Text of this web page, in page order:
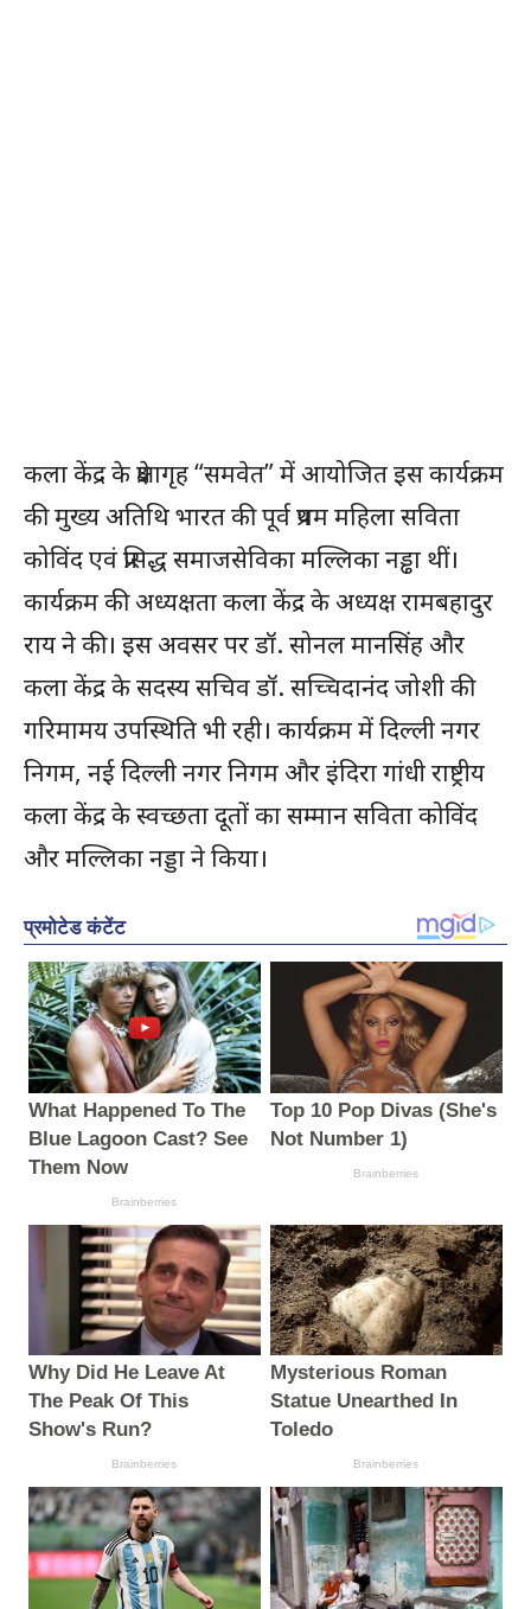
कला केंद्र के प्रेक्षागृह “समवेत” में आयोजित इस कार्यक्रम
की मुख्य अतिथि भारत की पूर्व प्रथम महिला सविता
कोविंद एवं प्रसिद्ध समाजसेविका मल्लिका नड्ढा थीं।
कार्यक्रम की अध्यक्षता कला केंद्र के अध्यक्ष रामबहादुर
राय ने की। इस अवसर पर डॉ. सोनल मानसिंह और
कला केंद्र के सदस्य सचिव डॉ. सच्चिदानंद जोशी की
गरिमामय उपस्थिति भी रही। कार्यक्रम में दिल्ली नगर
निगम, नई दिल्ली नगर निगम और इंदिरा गांधी राष्ट्रीय
कला केंद्र के स्वच्छता दूतों का सम्मान सविता कोविंद
और मल्लिका नड्डा ने किया।